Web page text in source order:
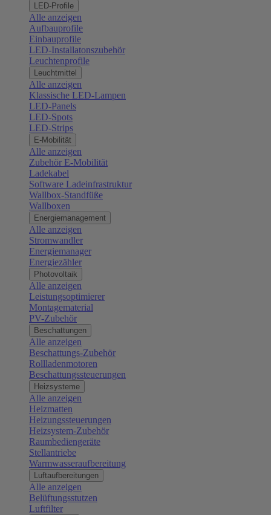
LED-Profile
Alle anzeigen
Aufbauprofile
Einbauprofile
LED-Installatonszubehör
Leuchtenprofile
Leuchtmittel
Alle anzeigen
Klassische LED-Lampen
LED-Panels
LED-Spots
LED-Strips
E-Mobilität
Alle anzeigen
Zubehör E-Mobilität
Ladekabel
Software Ladeinfrastruktur
Wallbox-Standfüße
Wallboxen
Energiemanagement
Alle anzeigen
Stromwandler
Energiemanager
Energiezähler
Photovoltaik
Alle anzeigen
Leistungsoptimierer
Montagematerial
PV-Zubehör
Beschattungen
Alle anzeigen
Beschattungs-Zubehör
Rollladenmotoren
Beschattungssteuerungen
Heizsysteme
Alle anzeigen
Heizmatten
Heizungssteuerungen
Heizsystem-Zubehör
Raumbediengeräte
Stellantriebe
Warmwasseraufbereitung
Luftaufbereitungen
Alle anzeigen
Belüftungsstutzen
Luftfilter